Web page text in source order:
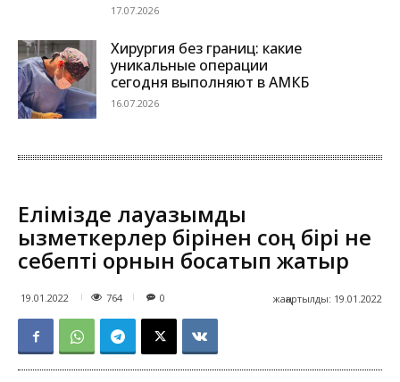
17.07.2026
Хирургия без границ: какие
уникальные операции
сегодня выполняют в АМКБ
16.07.2026